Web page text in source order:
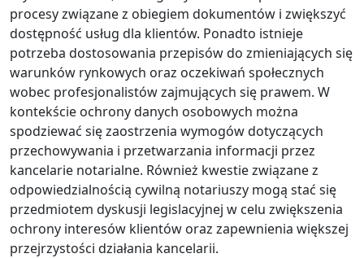
procesy związane z obiegiem dokumentów i zwiększyć
dostępność usług dla klientów. Ponadto istnieje
potrzeba dostosowania przepisów do zmieniających się
warunków rynkowych oraz oczekiwań społecznych
wobec profesjonalistów zajmujących się prawem. W
kontekście ochrony danych osobowych można
spodziewać się zaostrzenia wymogów dotyczących
przechowywania i przetwarzania informacji przez
kancelarie notarialne. Również kwestie związane z
odpowiedzialnością cywilną notariuszy mogą stać się
przedmiotem dyskusji legislacyjnej w celu zwiększenia
ochrony interesów klientów oraz zapewnienia większej
przejrzystości działania kancelarii.